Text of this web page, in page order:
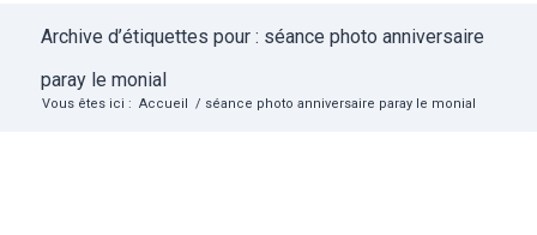
Archive d’étiquettes pour : séance photo anniversaire
paray le monial
Vous êtes ici : Accueil / séance photo anniversaire paray le monial